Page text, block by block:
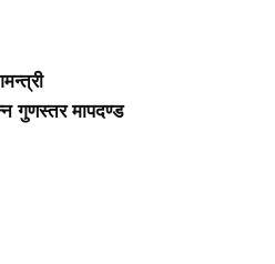
गुणस्तर मापदण्ड